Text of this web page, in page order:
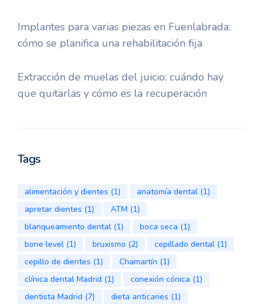
Implantes para varias piezas en Fuenlabrada:
cómo se planifica una rehabilitación fija
Extracción de muelas del juicio: cuándo hay
que quitarlas y cómo es la recuperación
Tags
alimentación y dientes (1) anatomía dental (1)
apretar dientes (1) ATM (1)
blanqueamiento dental (1) boca seca (1)
bone level (1) bruxismo (2) cepillado dental (1)
cepillo de dientes (1) Chamartín (1)
clínica dental Madrid (1) conexión cónica (1)
dentista Madrid (7) dieta anticaries (1)